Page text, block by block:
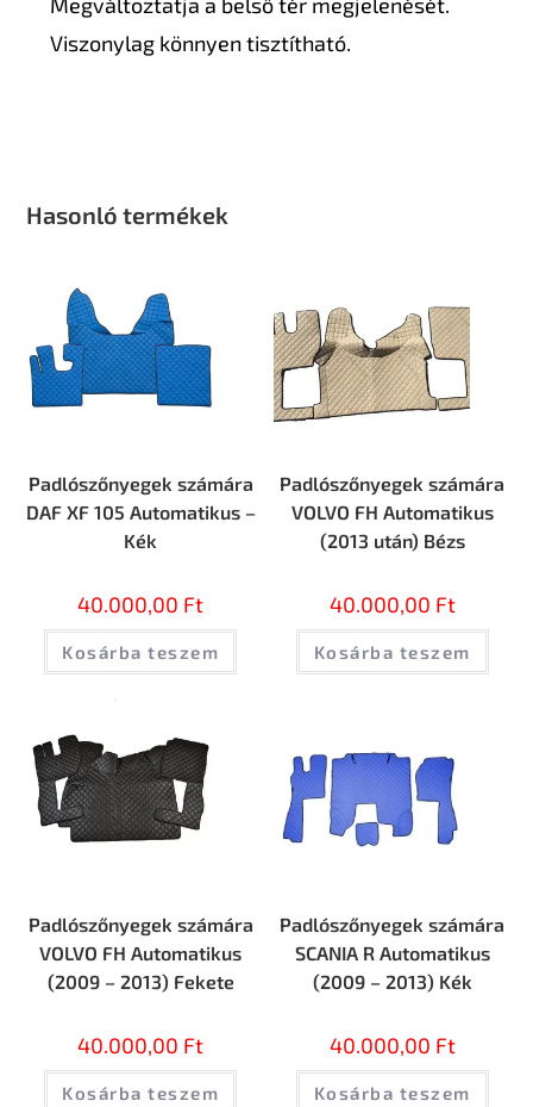
Viszonylag könnyen tisztítható.
Hasonló termékek
Padlószőnyegek számára
DAF XF 105 Automatikus –
Kék
40.000,00 Ft
Kosárba teszem
Padlószőnyegek számára
VOLVO FH Automatikus
(2013 után) Bézs
40.000,00 Ft
Kosárba teszem
Padlószőnyegek számára
VOLVO FH Automatikus
(2009 – 2013) Fekete
40.000,00 Ft
Kosárba teszem
Padlószőnyegek számára
SCANIA R Automatikus
(2009 – 2013) Kék
40.000,00 Ft
Kosárba teszem